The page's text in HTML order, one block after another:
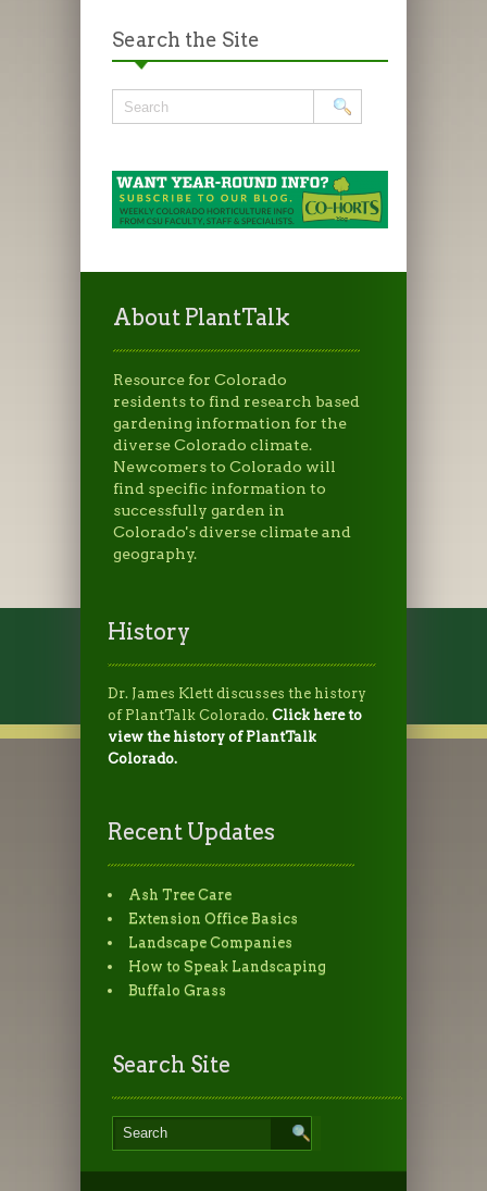
Search the Site
About PlantTalk
Resource for Colorado
residents to find research based
gardening information for the
diverse Colorado climate.
Newcomers to Colorado will
find specific information to
successfully garden in
Colorado's diverse climate and
geography.
History
Dr. James Klett discusses the history
of PlantTalk Colorado. Click here to
view the history of PlantTalk
Colorado.
Recent Updates
Ash Tree Care
Extension Office Basics
Landscape Companies
How to Speak Landscaping
Buffalo Grass
Search Site